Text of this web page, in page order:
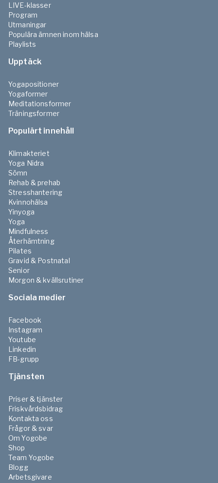
LIVE-klasser
Program
Utmaningar
Populära ämnen inom hälsa
Playlists
Upptäck
Yogapositioner
Yogaformer
Meditationsformer
Träningsformer
Populärt innehåll
Klimakteriet
Yoga Nidra
Sömn
Rehab & prehab
Stresshantering
Kvinnohälsa
Yinyoga
Yoga
Mindfulness
Återhämtning
Pilates
Gravid & Postnatal
Senior
Morgon & kvällsrutiner
Sociala medier
Facebook
Instagram
Youtube
Linkedin
FB-grupp
Tjänsten
Priser & tjänster
Friskvårdsbidrag
Kontakta oss
Frågor & svar
Om Yogobe
Shop
Team Yogobe
Blogg
Arbetsgivare